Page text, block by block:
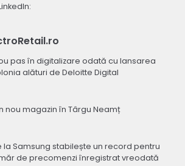
pas în digitalizare odată cu lansarea
alături de Deloitte Digital
nou magazin în Târgu Neamț
la Samsung stabilește un record pentru
de precomenzi înregistrat vreodată